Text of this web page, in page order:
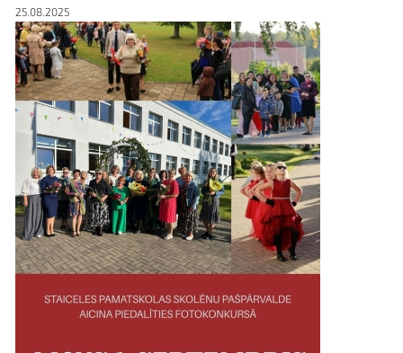
25.08.2025